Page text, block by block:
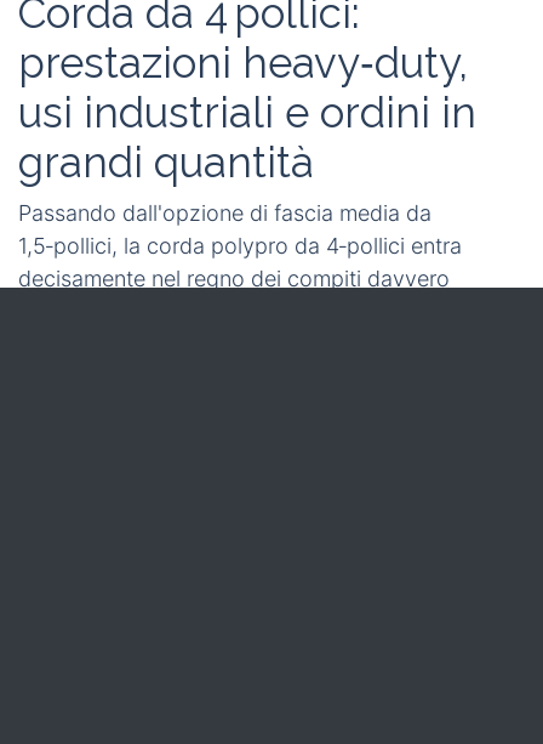
dalla progettazione all'imballaggio finale. Che tu
abbia bisogno di un pallet
non‑brandizzato
corde per un appaltatore edile o di un lotto
codificato per coloreper il sistema di
controllo folla
di un parco a tema, la nostra linea di
produzioneISO 9001‑certificata
coerenza nella resistenza alla trazione e consegne
puntuali.
Con l'opzione da1,5‑pollicicoperta in modo